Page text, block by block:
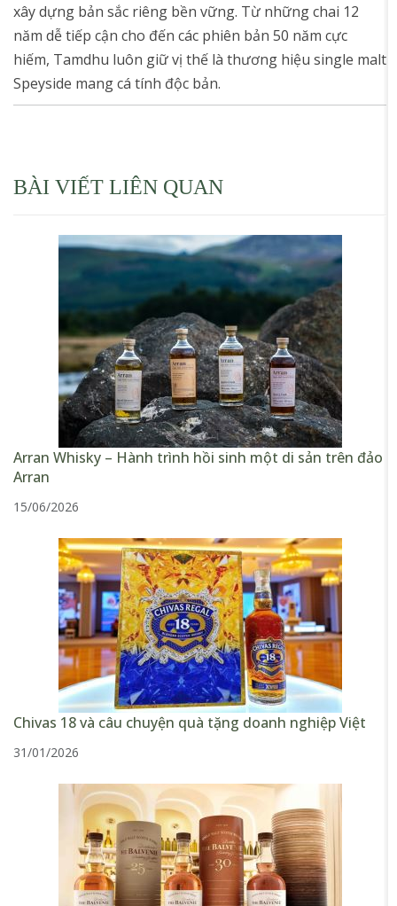
xây dựng bản sắc riêng bền vững. Từ những chai 12
năm dễ tiếp cận cho đến các phiên bản 50 năm cực
hiếm, Tamdhu luôn giữ vị thế là thương hiệu single malt
Speyside mang cá tính độc bản.
BÀI VIẾT LIÊN QUAN
Arran Whisky – Hành trình hồi sinh một di sản trên đảo
Arran
15/06/2026
Chivas 18 và câu chuyện quà tặng doanh nghiệp Việt
31/01/2026